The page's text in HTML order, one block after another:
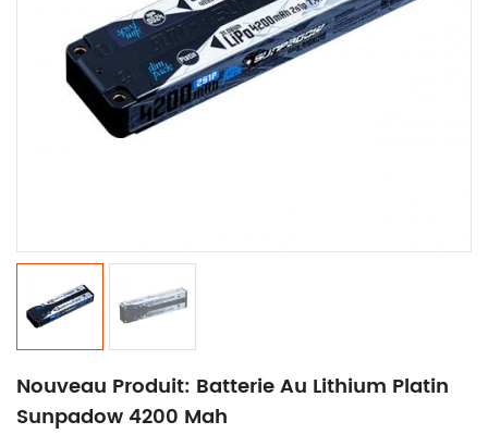
Nouveau Produit: Batterie Au Lithium Platin
Sunpadow 4200 Mah